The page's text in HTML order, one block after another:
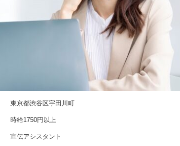
東京都渋谷区宇田川町
時給1750円以上
宣伝アシスタント